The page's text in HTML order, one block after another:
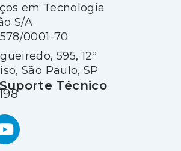
em Tecnologia
S/A
0001-70
595, 12º
São Paulo, SP
Técnico